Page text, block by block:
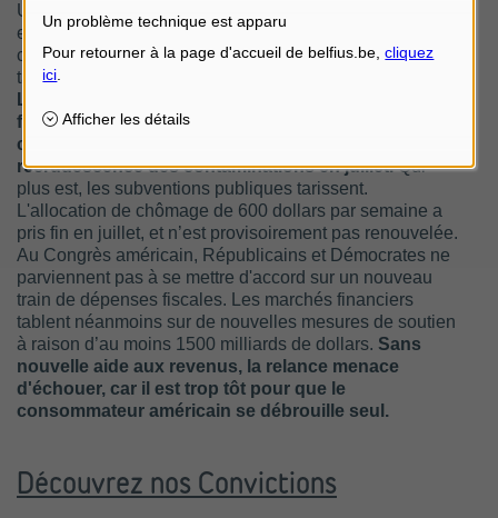
Une solide création d’emplois ne semble certes pas
encore pour tout de suite. Les dégâts énormes survenus
cette année ont déjà été compensés en partie, mais le
taux de chômage reste temporairement proche de 10%.
La peur de perdre son travail règne donc toujours et
fait d’autant plus vaciller la confiance des
consommateurs qu’elle est renforcée par la
recrudescence des contaminations en juillet.Qui
plus est, les subventions publiques tarissent.
L'allocation de chômage de 600 dollars par semaine a
pris fin en juillet, et n’est provisoirement pas renouvelée.
Au Congrès américain, Républicains et Démocrates ne
parviennent pas à se mettre d'accord sur un nouveau
train de dépenses fiscales. Les marchés financiers
tablent néanmoins sur de nouvelles mesures de soutien
à raison d’au moins 1500 milliards de dollars. Sans
nouvelle aide aux revenus, la relance menace
d'échouer, car il est trop tôt pour que le
consommateur américain se débrouille seul.
Découvrez nos Convictions
Un problème technique est apparu